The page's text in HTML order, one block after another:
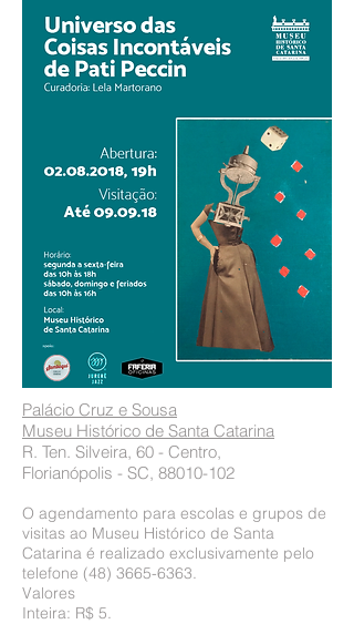
Palácio Cruz e Sousa
Museu Histórico de Santa Catarina
R. Ten. Silveira, 60 - Centro,
Florianópolis - SC, 88010-102
O agendamento para escolas e grupos de
visitas ao Museu Histórico de Santa
Catarina é realizado exclusivamente pelo
telefone (48) 3665-6363.
Valores
Inteira: R$ 5.